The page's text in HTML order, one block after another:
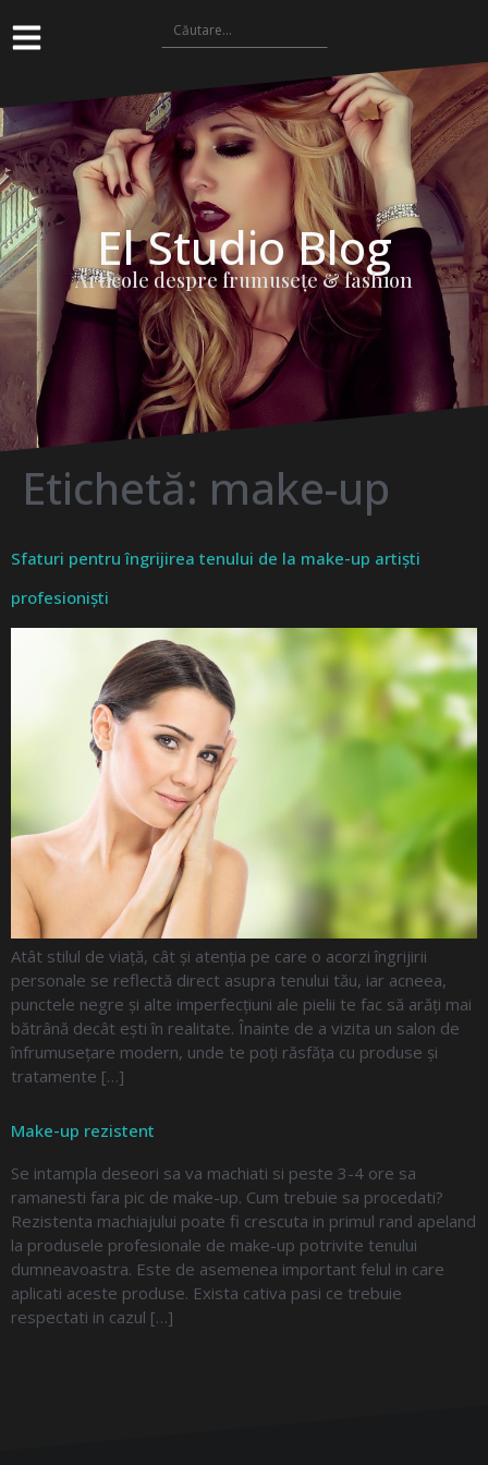
El Studio Blog
Articole despre frumuseţe & fashion
Etichetă: make-up
Sfaturi pentru îngrijirea tenului de la make-up artiști
profesioniști
Atât stilul de viață, cât și atenția pe care o acorzi îngrijirii
personale se reflectă direct asupra tenului tău, iar acneea,
punctele negre și alte imperfecțiuni ale pielii te fac să arăți mai
bătrână decât ești în realitate. Înainte de a vizita un salon de
înfrumusețare modern, unde te poți răsfăța cu produse și
tratamente […]
Make-up rezistent
Se intampla deseori sa va machiati si peste 3-4 ore sa
ramanesti fara pic de make-up. Cum trebuie sa procedati?
Rezistenta machiajului poate fi crescuta in primul rand apeland
la produsele profesionale de make-up potrivite tenului
dumneavoastra. Este de asemenea important felul in care
aplicati aceste produse. Exista cativa pasi ce trebuie
respectati in cazul […]